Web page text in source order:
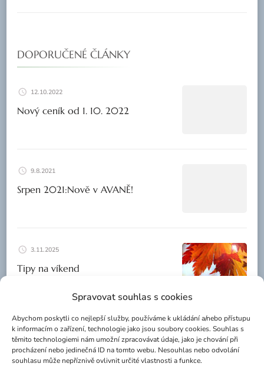
Spravovat souhlas s cookies
Abychom poskytli co nejlepší služby, používáme k ukládání a/nebo přístupu
k informacím o zařízení, technologie jako jsou soubory cookies. Souhlas s
těmito technologiemi nám umožní zpracovávat údaje, jako je chování při
procházení nebo jedinečná ID na tomto webu. Nesouhlas nebo odvolání
souhlasu může nepříznivě ovlivnit určité vlastnosti a funkce.
DOPORUČENÉ ČLÁNKY
12.10.2022
Nový ceník od 1. 10. 2022
9.8.2021
Srpen 2021:Nově v AVANĚ!
3.11.2025
Tipy na víkend
Kontakty